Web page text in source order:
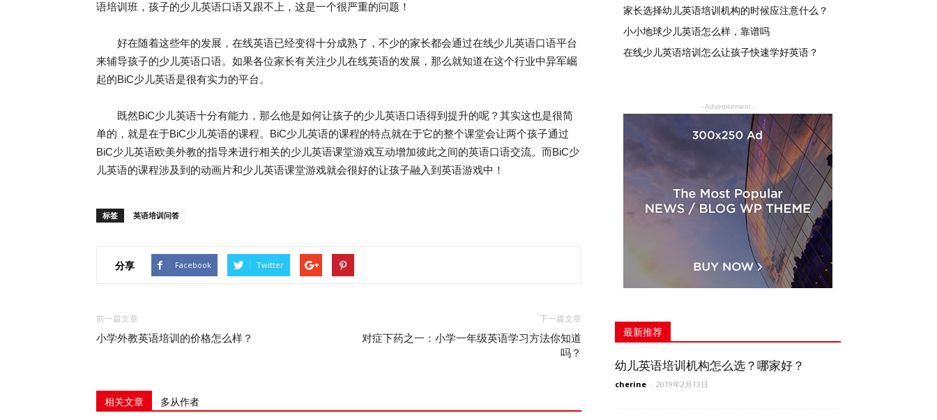
语培训班，孩子的少儿英语口语又跟不上，这是一个很严重的问题！
好在随着这些年的发展，在线英语已经变得十分成熟了，不少的家长都会通过在线少儿英语口语平台
来辅导孩子的少儿英语口语。如果各位家长有关注少儿在线英语的发展，那么就知道在这个行业中异军崛
起的BiC少儿英语是很有实力的平台。
既然BiC少儿英语十分有能力，那么他是如何让孩子的少儿英语口语得到提升的呢？其实这也是很简
单的，就是在于BiC少儿英语的课程。BiC少儿英语的课程的特点就在于它的整个课堂会让两个孩子通过
BiC少儿英语欧美外教的指导来进行相关的少儿英语课堂游戏互动增加彼此之间的英语口语交流。而BiC少
儿英语的课程涉及到的动画片和少儿英语课堂游戏就会很好的让孩子融入到英语游戏中！
标签 英语培训问答
分享 Facebook Twitter
前一篇文章
小学外教英语培训的价格怎么样？
下一篇文章
对症下药之一：小学一年级英语学习方法你知道
吗？
相关文章 多从作者
家长选择幼儿英语培训机构的时候应注意什么？
小小地球少儿英语怎么样，靠谱吗
在线少儿英语培训怎么让孩子快速学好英语？
- Advertisement -
最新推荐
幼儿英语培训机构怎么选？哪家好？
cherine - 2019年2月13日